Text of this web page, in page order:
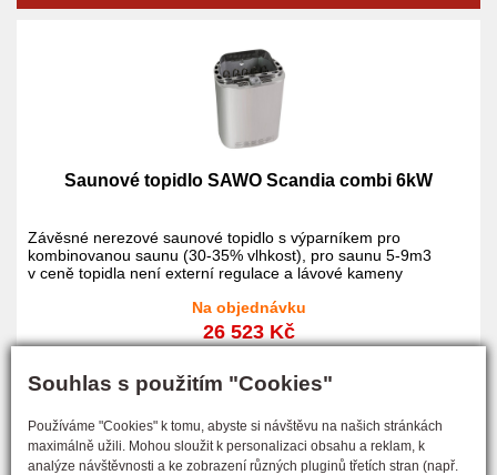
Souhlas s použitím "Cookies"
Používáme "Cookies" k tomu, abyste si návštěvu na našich stránkách
maximálně užili. Mohou sloužit k personalizaci obsahu a reklam, k
analýze návštěvnosti a ke zobrazení různých pluginů třetích stran (např.
Saunové topidlo SAWO Scandia combi 6kW
Závěsné nerezové saunové topidlo s výparníkem pro
kombinovanou saunu (30-35% vlhkost), pro saunu 5-9m3
v ceně topidla není externí regulace a lávové kameny
Na objednávku
26 523 Kč